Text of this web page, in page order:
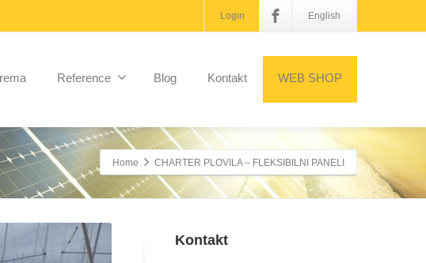
Login English
Reference Blog Kontakt WEB SHOP
Home CHARTER PLOVILA – FLEKSIBILNI PANELI
Kontakt